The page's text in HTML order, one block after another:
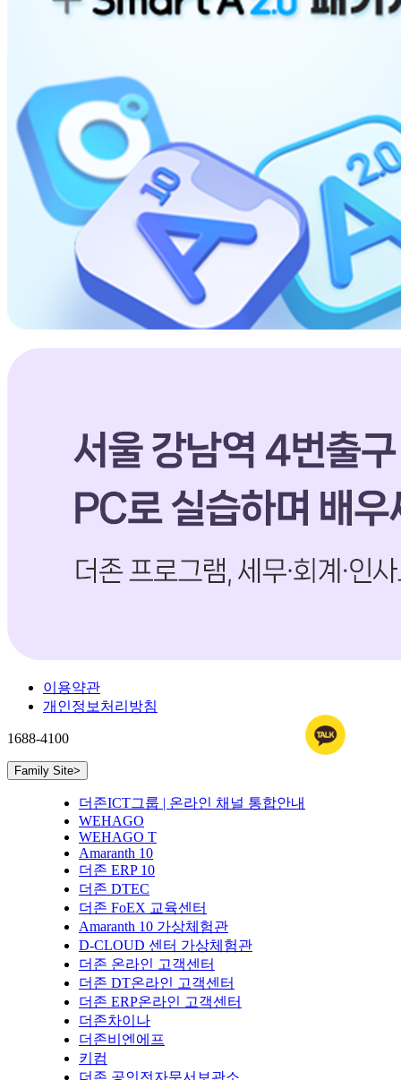
이용약관
개인정보처리방침
1688-4100
Family Site>
더존ICT그룹 | 온라인 채널 통합안내
WEHAGO
WEHAGO T
Amaranth 10
더존 ERP 10
더존 DTEC
더존 FoEX 교육센터
Amaranth 10 가상체험관
D-CLOUD 센터 가상체험관
더존 온라인 고객센터
더존 DT온라인 고객센터
더존 ERP온라인 고객센터
더존차이나
더존비엔에프
키컴
더존 공인전자문서보관소